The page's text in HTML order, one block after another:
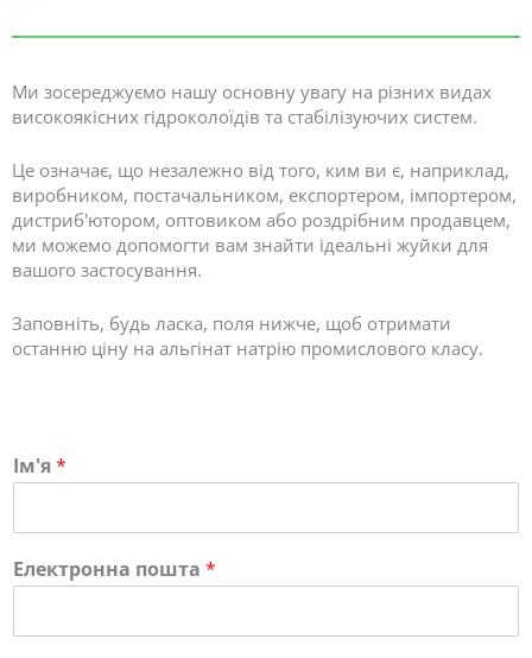
Ми зосереджуємо нашу основну увагу на різних видах
високоякісних гідроколоїдів та стабілізуючих систем.
Це означає, що незалежно від того, ким ви є, наприклад,
виробником, постачальником, експортером, імпортером,
дистриб'ютором, оптовиком або роздрібним продавцем,
ми можемо допомогти вам знайти ідеальні жуйки для
вашого застосування.
Заповніть, будь ласка, поля нижче, щоб отримати
останню ціну на альгінат натрію промислового класу.
Ім'я*
Електронна пошта *